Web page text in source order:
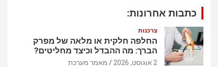
b
o
o
k
s
A
p
p
כתבות אחרונות:
צרכנות
החלפה חלקית או מלאה של מפרק
הברך: מה ההבדל וכיצד מחליטים?
2 אוגוסט, 2026 מאמר מערכת